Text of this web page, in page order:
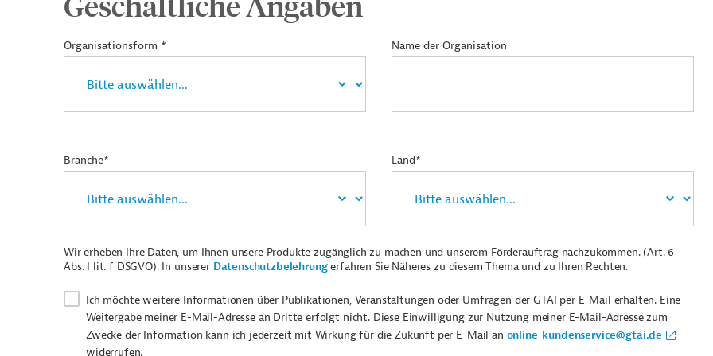
Organisationsform * Name der Organisation
Branche* Land*
Wir erheben Ihre Daten, um Ihnen unsere Produkte zugänglich zu machen und unserem Förderauftrag nachzukommen. (Art. 6
Abs. I lit. f DSGVO). In unserer Datenschutzbelehrungerfahren Sie Näheres zu diesem Thema und zu Ihren Rechten.
Ich möchte weitere Informationen über Publikationen, Veranstaltungen oder Umfragen der GTAI per E-Mail erhalten. Eine
Weitergabe meiner E-Mail-Adresse an Dritte erfolgt nicht. Diese Einwilligung zur Nutzung meiner E-Mail-Adresse zum
Zwecke der Information kann ich jederzeit mit Wirkung für die Zukunft per E-Mail an online-kundenservice@gtai.de
widerrufen.